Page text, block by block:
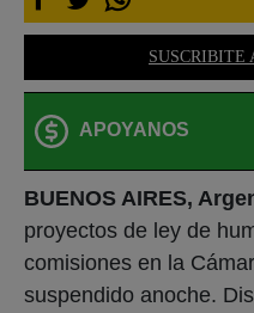
SUSCRIBITE
APOYANOS
BUENOS AIRES,
proyectos de ley de
comisiones en la
suspendido anoche.